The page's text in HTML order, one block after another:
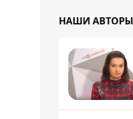
НАШИ АВТОРЫ